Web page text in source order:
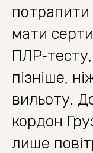
потрапити
мати
пізніше,
вильоту.
кордон
лише